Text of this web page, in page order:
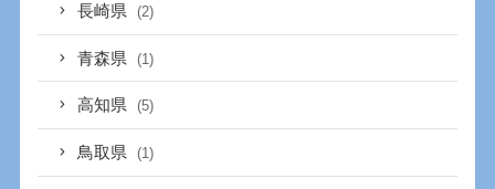
長崎県 (2)
青森県 (1)
高知県 (5)
鳥取県 (1)